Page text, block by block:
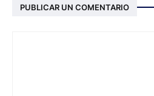
PUBLICAR UN COMENTARIO